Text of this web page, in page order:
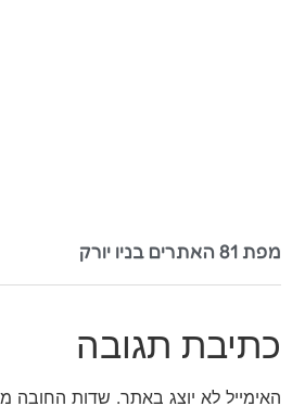
מפת 81 האתרים בניו יורק
כתיבת תגובה
האימייל לא יוצג באתר. שדות החובה